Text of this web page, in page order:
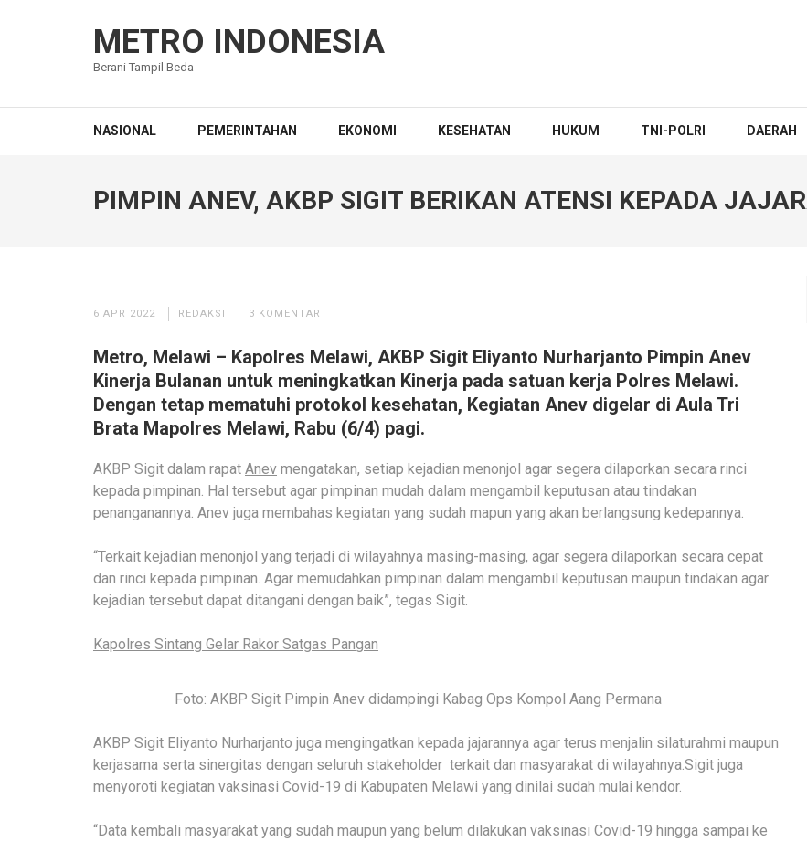
METRO INDONESIA
Berani Tampil Beda
NASIONAL PEMERINTAHAN EKONOMI KESEHATAN HUKUM TNI-POLRI DAERAH
PIMPIN ANEV, AKBP SIGIT BERIKAN ATENSI KEPADA
6 APR 2022 REDAKSI 3 KOMENTAR
Metro, Melawi – Kapolres Melawi, AKBP Sigit Eliyanto Nurharjanto Pimpin Anev
Kinerja Bulanan untuk meningkatkan Kinerja pada satuan kerja Polres Melawi.
Dengan tetap mematuhi protokol kesehatan, Kegiatan Anev digelar di Aula Tri
Brata Mapolres Melawi, Rabu (6/4) pagi.
AKBP Sigit dalam rapat Anev mengatakan, setiap kejadian menonjol agar segera dilaporkan secara rinci
kepada pimpinan. Hal tersebut agar pimpinan mudah dalam mengambil keputusan atau tindakan
penanganannya. Anev juga membahas kegiatan yang sudah mapun yang akan berlangsung kedepannya.
“Terkait kejadian menonjol yang terjadi di wilayahnya masing-masing, agar segera dilaporkan secara cepat
dan rinci kepada pimpinan. Agar memudahkan pimpinan dalam mengambil keputusan maupun tindakan agar
kejadian tersebut dapat ditangani dengan baik”, tegas Sigit.
Kapolres Sintang Gelar Rakor Satgas Pangan
Foto: AKBP Sigit Pimpin Anev didampingi Kabag Ops Kompol Aang Permana
AKBP Sigit Eliyanto Nurharjanto juga mengingatkan kepada jajarannya agar terus menjalin silaturahmi maupun
kerjasama serta sinergitas dengan seluruh stakeholder terkait dan masyarakat di wilayahnya.Sigit juga
menyoroti kegiatan vaksinasi Covid-19 di Kabupaten Melawi yang dinilai sudah mulai kendor.
“Data kembali masyarakat yang sudah maupun yang belum dilakukan vaksinasi Covid-19 hingga sampai ke